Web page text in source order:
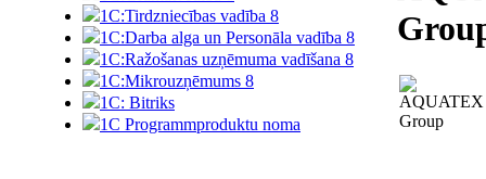
1C:Tirdzniecības vadība 8
1C:Darba alga un Personāla vadība 8
1C:Ražošanas uzņēmuma vadīšana 8
1С:Мikrouzņēmums 8
1C: Bitriks
1C Programmproduktu noma